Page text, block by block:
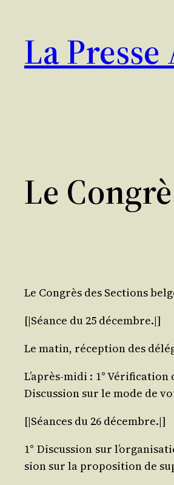
contenu
La
Le
Le Congrès des Sec­tions
[|Séance du 25 décembre.|]
Le matin, récep­tion des
L’après-midi : 1°
Dis­cus­sion sur le mode de
[|Séances du 26 décembre.|]
1° Dis­cus­sion sur
sion sur la pro­po­si­tion de